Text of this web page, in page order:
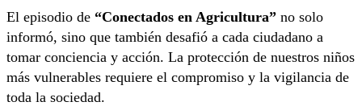
El episodio de “Conectados en Agricultura” no solo
informó, sino que también desafió a cada ciudadano a
tomar conciencia y acción. La protección de nuestros niños
más vulnerables requiere el compromiso y la vigilancia de
toda la sociedad.